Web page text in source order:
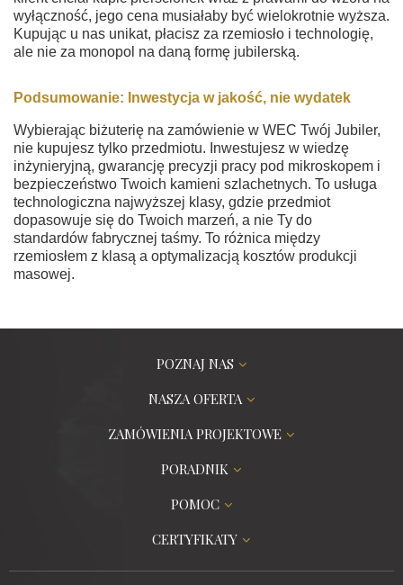
wyłączność, jego cena musiałaby być wielokrotnie wyższa.
Kupując u nas unikat, płacisz za rzemiosło i technologię,
ale nie za monopol na daną formę jubilerską.
Podsumowanie: Inwestycja w jakość, nie wydatek
Wybierając biżuterię na zamówienie w WEC Twój Jubiler,
nie kupujesz tylko przedmiotu. Inwestujesz w wiedzę
inżynieryjną, gwarancję precyzji pracy pod mikroskopem i
bezpieczeństwo Twoich kamieni szlachetnych. To usługa
technologiczna najwyższej klasy, gdzie przedmiot
dopasowuje się do Twoich marzeń, a nie Ty do
standardów fabrycznej taśmy. To różnica między
rzemiosłem z klasą a optymalizacją kosztów produkcji
masowej.
POZNAJ NAS
NASZA OFERTA
ZAMÓWIENIA PROJEKTOWE
PORADNIK
POMOC
CERTYFIKATY